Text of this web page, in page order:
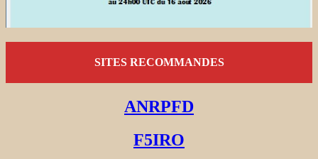
SITES RECOMMANDES
ANRPFD
F5IRO